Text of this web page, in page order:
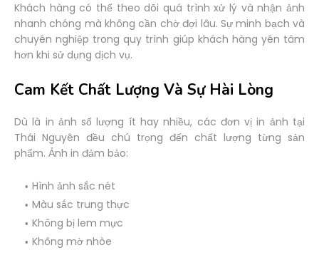
Khách hàng có thể theo dõi quá trình xử lý và nhận ảnh
nhanh chóng mà không cần chờ đợi lâu. Sự minh bạch và
chuyên nghiệp trong quy trình giúp khách hàng yên tâm
hơn khi sử dụng dịch vụ.
Cam Kết Chất Lượng Và Sự Hài Lòng
Dù là in ảnh số lượng ít hay nhiều, các đơn vị in ảnh tại
Thái Nguyên đều chú trọng đến chất lượng từng sản
phẩm. Ảnh in đảm bảo:
Hình ảnh sắc nét
Màu sắc trung thực
Không bị lem mực
Không mờ nhòe